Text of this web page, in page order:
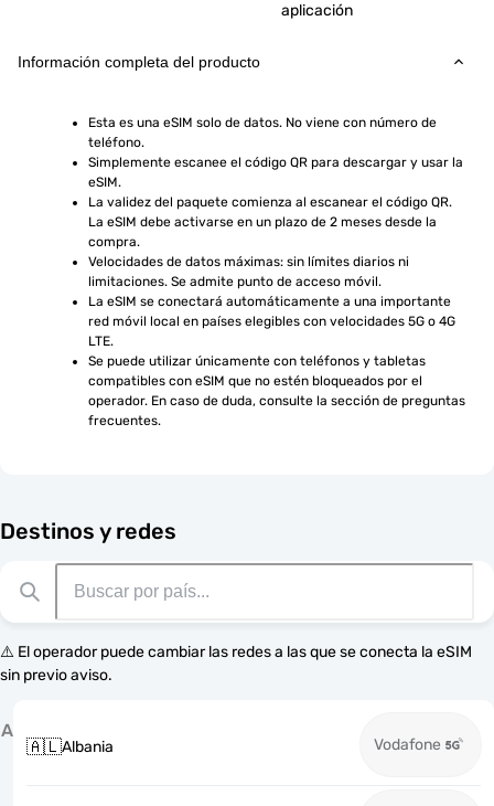
aplicación
Información completa del producto
Esta es una eSIM solo de datos. No viene con número de
teléfono.
Simplemente escanee el código QR para descargar y usar la
eSIM.
La validez del paquete comienza al escanear el código QR.
La eSIM debe activarse en un plazo de 2 meses desde la
compra.
Velocidades de datos máximas: sin límites diarios ni
limitaciones. Se admite punto de acceso móvil.
La eSIM se conectará automáticamente a una importante
red móvil local en países elegibles con velocidades 5G o 4G
LTE.
Se puede utilizar únicamente con teléfonos y tabletas
compatibles con eSIM que no estén bloqueados por el
operador. En caso de duda, consulte la sección de preguntas
frecuentes.
Destinos y redes
⚠️ El operador puede cambiar las redes a las que se conecta la eSIM
sin previo aviso.
A
🇦🇱Albania Vodafone